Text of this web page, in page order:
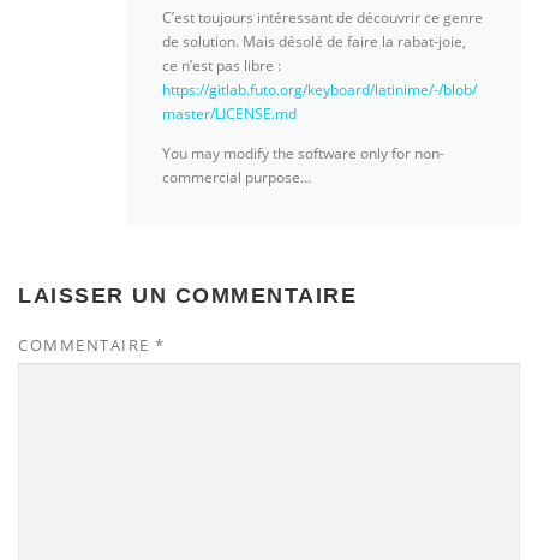
C’est toujours intéressant de découvrir ce genre
de solution. Mais désolé de faire la rabat-joie,
ce n’est pas libre :
https://gitlab.futo.org/keyboard/latinime/-/blob/
master/LICENSE.md
You may modify the software only for non-
commercial purpose…
LAISSER UN COMMENTAIRE
COMMENTAIRE *